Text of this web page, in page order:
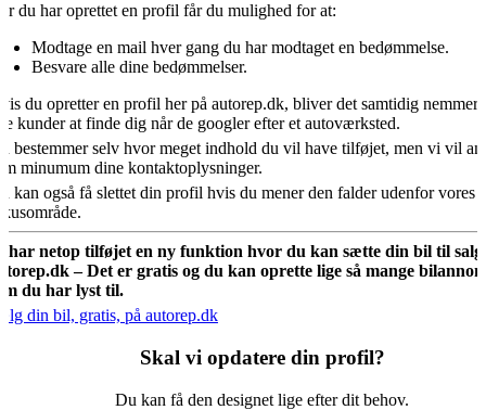
du har oprettet en profil får du mulighed for at:
Modtage en mail hver gang du har modtaget en bedømmelse.
Besvare alle dine bedømmelser.
du opretter en profil her på autorep.dk, bliver det samtidig
kunder at finde dig når de googler efter et autoværksted.
bestemmer selv hvor meget indhold du vil have tilføjet, men vi vil
minumum dine kontaktoplysninger.
kan også få slettet din profil hvis du mener den falder udenfor vores
har netop tilføjet en ny funktion hvor du kan sætte din bil til salg
– Det er gratis og du kan oprette lige så mange
du har lyst til.
din bil, gratis, på autorep.dk
Skal vi opdatere din profil?
Du kan få den designet lige efter dit behov.